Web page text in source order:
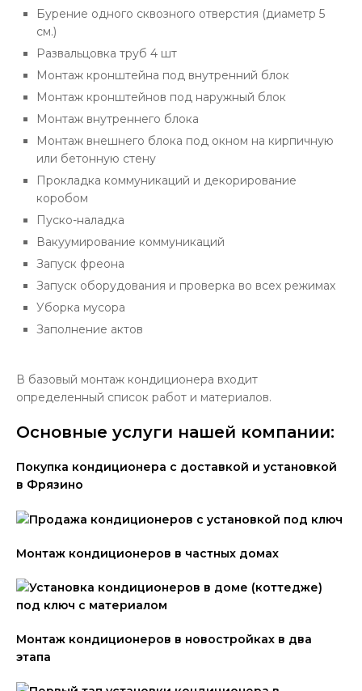
Бурение одного сквозного отверстия (диаметр 5
см.)
Развальцовка труб 4 шт
Монтаж кронштейна под внутренний блок
Монтаж кронштейнов под наружный блок
Монтаж внутреннего блока
Монтаж внешнего блока под окном на кирпичную
или бетонную стену
Прокладка коммуникаций и декорирование
коробом
Пуско-наладка
Вакуумирование коммуникаций
Запуск фреона
Запуск оборудования и проверка во всех режимах
Уборка мусора
Заполнение актов
В базовый монтаж кондиционера входит
определенный список работ и материалов.
Основные услуги нашей компании:
Покупка кондиционера с доставкой и установкой
в Фрязино
Монтаж кондиционеров в частных домах
Монтаж кондиционеров в новостройках в два
этапа